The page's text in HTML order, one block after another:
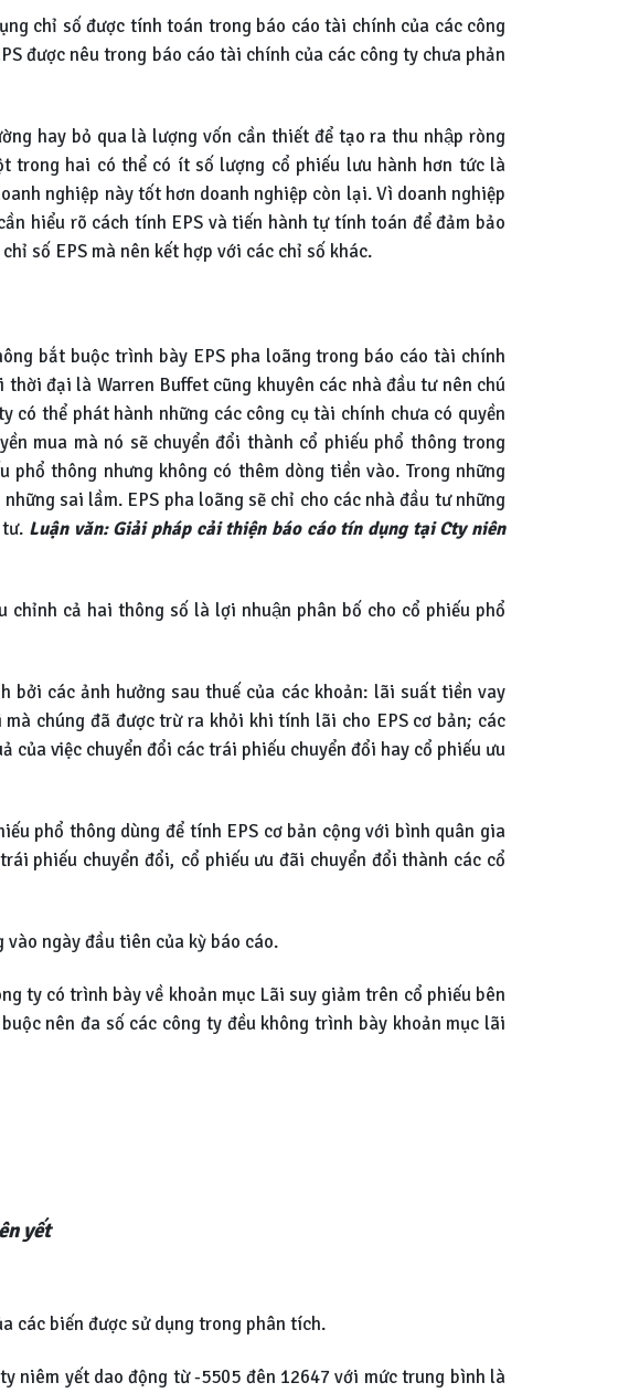
chỉ số được tính toán trong báo cáo tài chính của các công
được nêu trong báo cáo tài chính của các công ty chưa phản
hay bỏ qua là lượng vốn cần thiết để tạo ra thu nhập ròng
trong hai có thể có ít số lượng cổ phiếu lưu hành hơn tức là
nghiệp này tốt hơn doanh nghiệp còn lại. Vì doanh nghiệp
hiểu rõ cách tính EPS và tiến hành tự tính toán để đảm bảo
số EPS mà nên kết hợp với các chỉ số khác.
bắt buộc trình bày EPS pha loãng trong báo cáo tài chính
đại là Warren Buffet cũng khuyên các nhà đầu tư nên chú
thể phát hành những các công cụ tài chính chưa có quyền
mua mà nó sẽ chuyển đổi thành cổ phiếu phổ thông trong
thông nhưng không có thêm dòng tiền vào. Trong những
sai lầm. EPS pha loãng sẽ chỉ cho các nhà đầu tư những
Luận văn: Giải pháp cải thiện báo cáo tín dụng tại Cty niên
cả hai thông số là lợi nhuận phân bố cho cổ phiếu phổ
bởi các ảnh hưởng sau thuế của các khoản: lãi suất tiền vay
chúng đã được trừ ra khỏi khi tính lãi cho EPS cơ bản; các
việc chuyển đổi các trái phiếu chuyển đổi hay cổ phiếu ưu
phổ thông dùng để tính EPS cơ bản cộng với bình quân gia
phiếu chuyển đổi, cổ phiếu ưu đãi chuyển đổi thành các cổ
ngày đầu tiên của kỳ báo cáo.
ty có trình bày về khoản mục Lãi suy giảm trên cổ phiếu bên
nên đa số các công ty đều không trình bày khoản mục lãi
yết
các biến được sử dụng trong phân tích.
niêm yết dao động từ -5505 đên 12647 với mức trung bình là